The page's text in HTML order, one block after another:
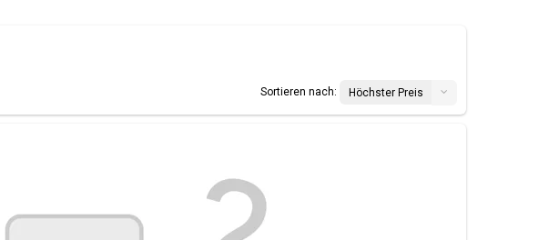
Sortieren nach:
Höchster Preis